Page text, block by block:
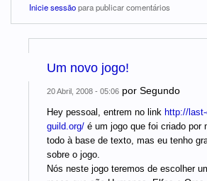
Inicie sessãopara publicar comentários
Um novo jogo!
20 Abril, 2008 - 05:06 por Segundo
Hey pessoal, entrem no link http://
guild.org/ é um jogo que foi criado por
todo à base de texto, mas eu tenho
sobre o jogo.
Nós neste jogo teremos de escolher